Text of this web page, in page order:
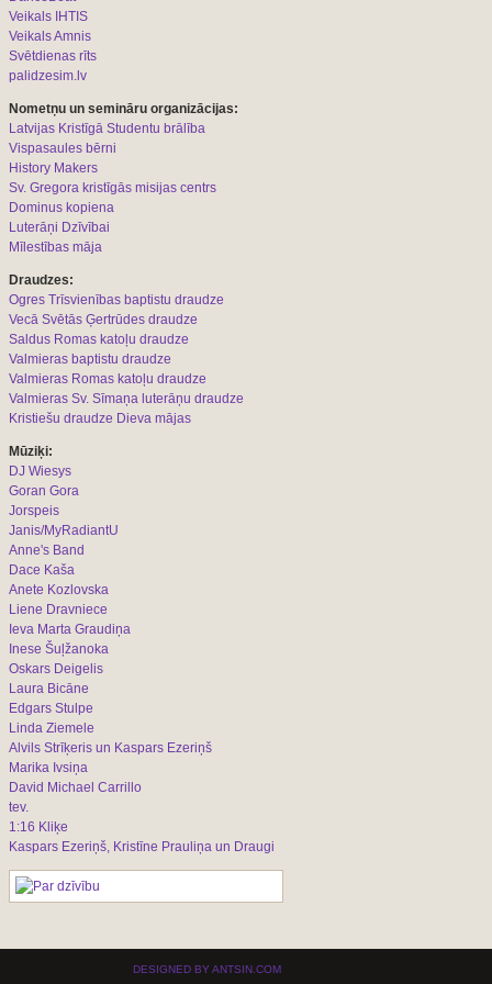
Veikals IHTIS
Veikals Amnis
Svētdienas rīts
palidzesim.lv
Nometņu un semināru organizācijas:
Latvijas Kristīgā Studentu brālība
Vispasaules bērni
History Makers
Sv. Gregora kristīgās misijas centrs
Dominus kopiena
Luterāņi Dzīvībai
Mīlestības māja
Draudzes:
Ogres Trīsvienības baptistu draudze
Vecā Svētās Ģertrūdes draudze
Saldus Romas katoļu draudze
Valmieras baptistu draudze
Valmieras Romas katoļu draudze
Valmieras Sv. Sīmaņa luterāņu draudze
Kristiešu draudze Dieva mājas
Mūziķi:
DJ Wiesys
Goran Gora
Jorspeis
Janis/MyRadiantU
Anne's Band
Dace Kaša
Anete Kozlovska
Liene Dravniece
Ieva Marta Graudiņa
Inese Šuļžanoka
Oskars Deigelis
Laura Bicāne
Edgars Stulpe
Linda Ziemele
Alvils Strīķeris un Kaspars Ezeriņš
Marika Ivsiņa
David Michael Carrillo
tev.
1:16 Kliķe
Kaspars Ezeriņš, Kristīne Prauliņa un Draugi
DESIGNED BY ANTSIN.COM